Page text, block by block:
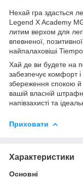
Нехай гра здасться
Legend X Academy
литим верхом для
впевненої,
найпалаховіші Tiempo
Хай де ви будете на
забезпечує комфорт і
збереження спокою
вашій власній
напівзахисті та
Приховати
Характеристики
Основні